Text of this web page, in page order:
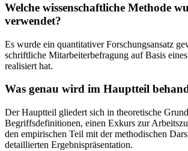
Welche wissenschaftliche Methode
verwendet?
Es wurde ein quantitativer Forschungsansatz
schriftliche Mitarbeiterbefragung auf Basis
realisiert hat.
Was genau wird im Hauptteil
Der Hauptteil gliedert sich in theoretische
Begriffsdefinitionen, einen Exkurs zur
den empirischen Teil mit der methodischen
detaillierten Ergebnispräsentation.